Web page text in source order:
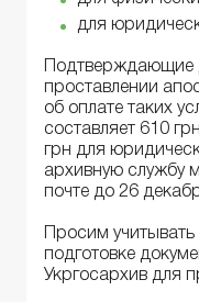
для
Подтверждающие
проставлении
об оплате таких
составляет 610
грн для
архивную службу
почте до 26
Просим
подготовке
Укргосархив для